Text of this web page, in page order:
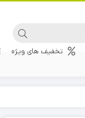
تخفیف های ویژه